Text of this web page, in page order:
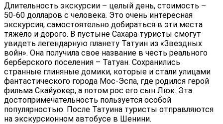
Длительность экскурсии – целый день, стоимость –
50-60 долларов с человека. Это очень интересная
экскурсия, самостоятельно добираться в эти места
тяжело и дорого. В пустыне Сахара туристы смогут
увидеть легендарную планету Татуин из «Звездных
войн». Она получила свое название в честь реального
берберского поселения – Татуан. Сохранились
странные глиняные домики, которые и стали улицами
фантастического города Мос-Эспа, где родился герой
фильма Скайуокер, а потом рос его сын Люк. Эта
достопримечательность пользуется особой
популярностью. После Татуина туристы отправляются
на экскурсионном автобусе в Шенини.